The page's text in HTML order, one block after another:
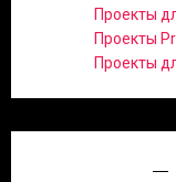
Проекты
Проекты
Проекты